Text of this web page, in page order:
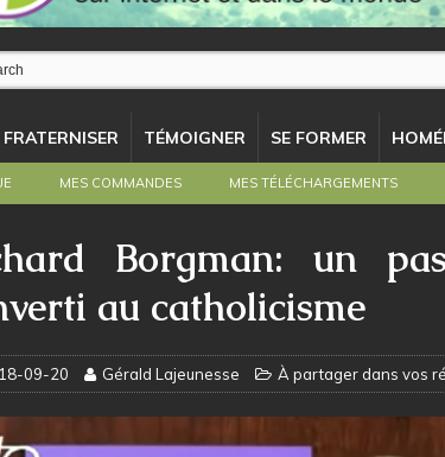
FRATERNISER TÉMOIGNER SE FORMER
MES COMMANDES MES TÉLÉCHARGEMENTS
Borgman: un
au catholicisme
09-20 Gérald Lajeunesse À partager dans vos